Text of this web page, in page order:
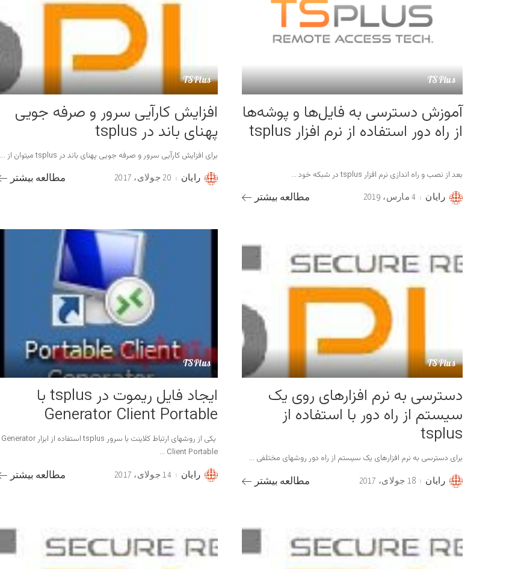
TSPlus
آموزش دسترسی به فایل‌ها و پوشه‌ها
از راه دور استفاده از نرم افزار tsplus
بعد از نصب و راه اندازی نرم افزار tsplus در شبکه خود ...
Postedرایان 4 مارس، 2019 مطالعه بیشتر
TSPlus
افزایش کارآیی سرور و صرفه جویی
پهنای باند در tsplus
برای افزایش کارآیی سرور و صرفه جویی پهنای باند در tsplus میتوان از ...
Postedرایان 20 جولای، 2017 مطالعه بیشتر
TSPlus
دسترسی به نرم افزارهای روی یک
سیستم از راه دور با استفاده از
tsplus
برای دسترسی به نرم افزارهای یک سیستم از راه دور روشهای مختلفی ...
Postedرایان 18 جولای، 2017 مطالعه بیشتر
TSPlus
ایجاد فایل ریموت در tsplus با
Generator Client Portable
یکی از روشهای ارتباط کلاینت با سرور tsplus استفاده از ابزار Generator
Client Portable
...
Postedرایان 14 جولای، 2017 مطالعه بیشتر